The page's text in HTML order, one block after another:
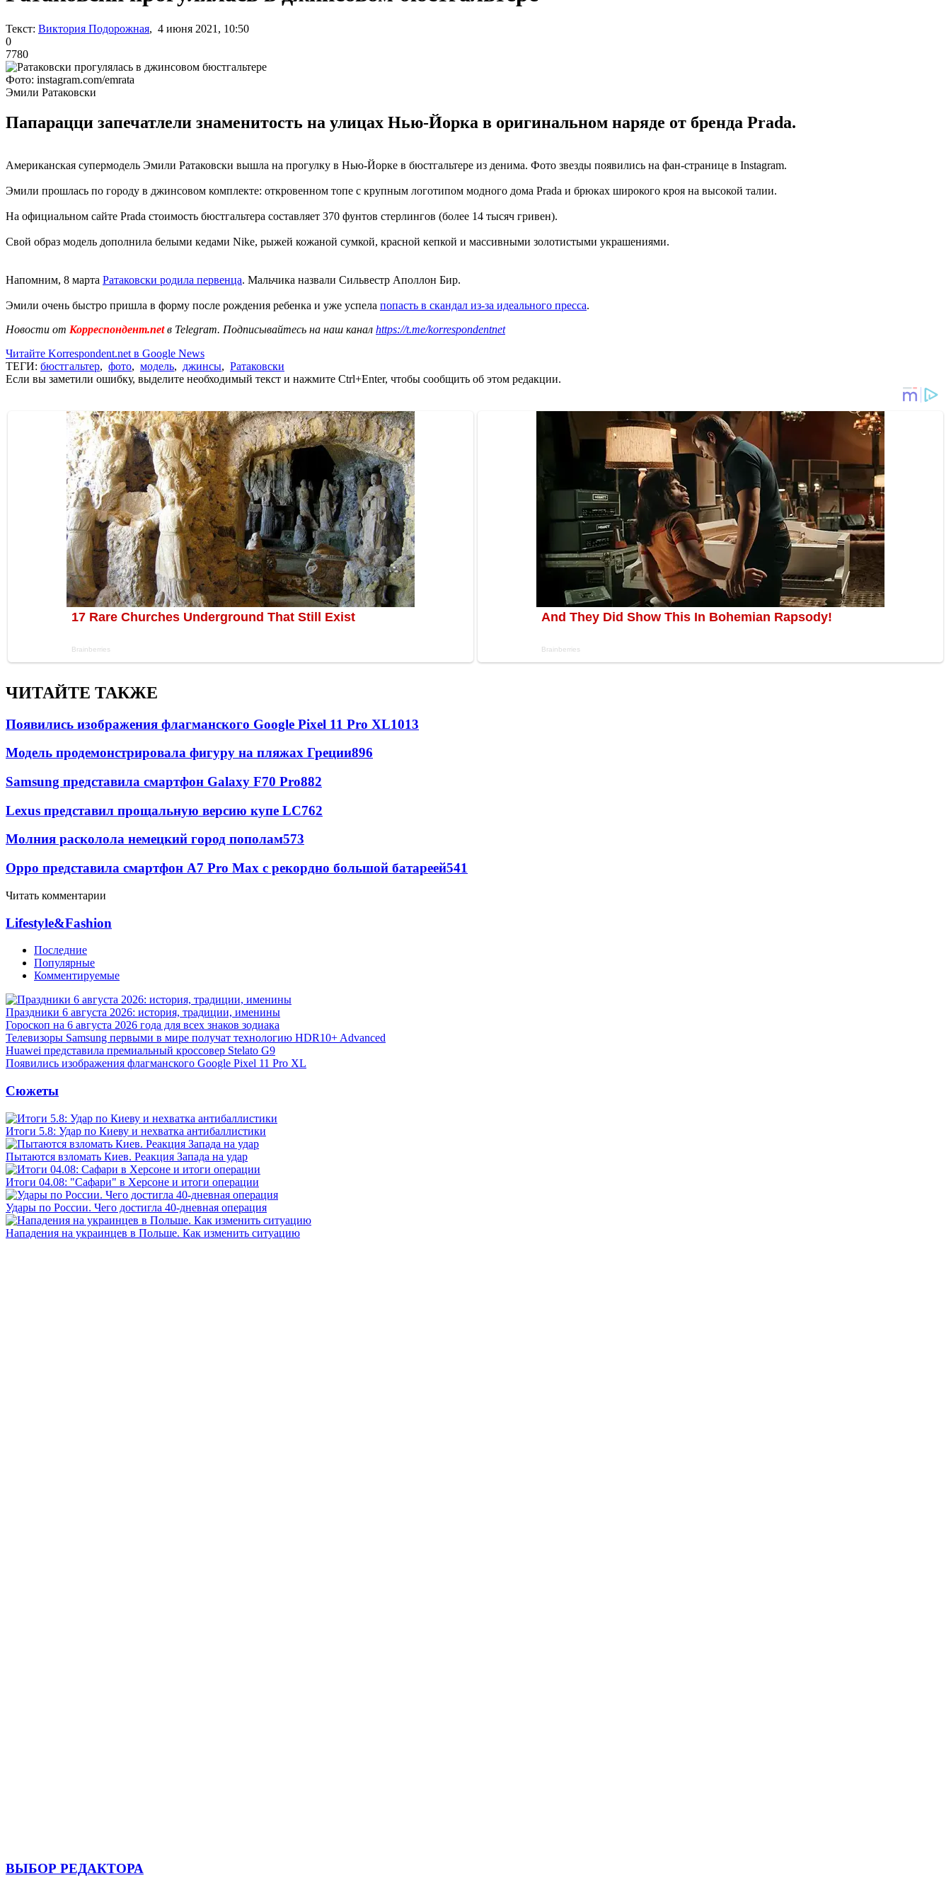
Текст: Виктория Подорожная, 4 июня 2021, 10:50
0
7780
Фото: instagram.com/emrata
Эмили Ратаковски
Папарацци запечатлели знаменитость на улицах Нью-Йорка в оригинальном наряде от бренда Prada.
Американская супермодель Эмили Ратаковски вышла на прогулку в Нью-Йорке в бюстгальтере из денима. Фото звезды появились на фан-странице в Instagram.
Эмили прошлась по городу в джинсовом комплекте: откровенном топе с крупным логотипом модного дома Prada и брюках широкого кроя на высокой талии.
На официальном сайте Prada стоимость бюстгальтера составляет 370 фунтов стерлингов (более 14 тысяч гривен).
Свой образ модель дополнила белыми кедами Nike, рыжей кожаной сумкой, красной кепкой и массивными золотистыми украшениями.
Напомним, 8 марта Ратаковски родила первенца. Мальчика назвали Сильвестр Аполлон Бир.
Эмили очень быстро пришла в форму после рождения ребенка и уже успела попасть в скандал из-за идеального пресса.
Новости от Корреспондент.netв Telegram. Подписывайтесь на наш канал https://t.me/korrespondentnet
Читайте Korrespondent.net в Google News
ТЕГИ: бюстгальтер, фото, модель, джинсы, Ратаковски
Если вы заметили ошибку, выделите необходимый текст и нажмите Ctrl+Enter, чтобы сообщить об этом редакции.
ЧИТАЙТЕ ТАКЖЕ
Появились изображения флагманского Google Pixel 11 Pro XL1013
Модель продемонстрировала фигуру на пляжах Греции896
Samsung представила смартфон Galaxy F70 Pro882
Lexus представил прощальную версию купе LC762
Молния расколола немецкий город пополам573
Oppo представила смартфон A7 Pro Max с рекордно большой батареей541
Читать комментарии
Lifestyle&Fashion
Последние
Популярные
Комментируемые
Праздники 6 августа 2026: история, традиции, именины
Гороскоп на 6 августа 2026 года для всех знаков зодиака
Телевизоры Samsung первыми в мире получат технологию HDR10+ Advanced
Huawei представила премиальный кроссовер Stelato G9
Появились изображения флагманского Google Pixel 11 Pro XL
Сюжеты
Итоги 5.8: Удар по Киеву и нехватка антибаллистики
Пытаются взломать Киев. Реакция Запада на удар
Итоги 04.08: "Сафари" в Херсоне и итоги операции
Удары по России. Чего достигла 40-дневная операция
Нападения на украинцев в Польше. Как изменить ситуацию
ВЫБОР РЕДАКТОРА